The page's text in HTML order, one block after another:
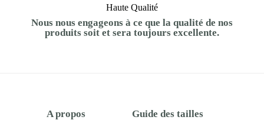
Haute Qualité
Nous nous engageons à ce que la qualité de nos
produits soit et sera toujours excellente.
A propos Guide des tailles